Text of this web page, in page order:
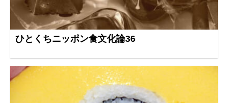
ひとくちニッポン食文化論36